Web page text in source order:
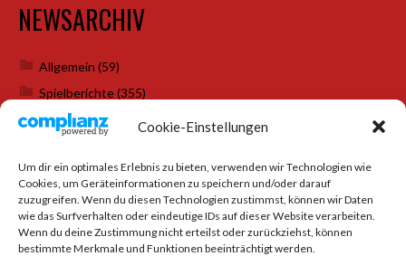
Cookie-Einstellungen
Um dir ein optimales Erlebnis zu bieten, verwenden wir Technologien wie
Cookies, um Geräteinformationen zu speichern und/oder darauf
zuzugreifen. Wenn du diesen Technologien zustimmst, können wir Daten
wie das Surfverhalten oder eindeutige IDs auf dieser Website verarbeiten.
Wenn du deine Zustimmung nicht erteilst oder zurückziehst, können
bestimmte Merkmale und Funktionen beeinträchtigt werden.
NEWSARCHIV
Allgemein (59)
Spielberichte(355)
Weihnachtsfeiern(7)
SOCIAL MEDIA